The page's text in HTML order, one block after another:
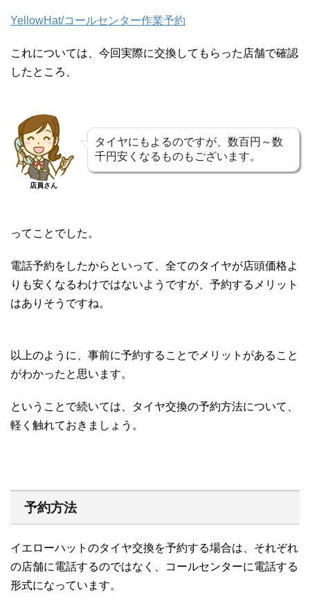
YellowHat/コールセンター作業予約
これについては、今回実際に交換してもらった店舗で確認
したところ、
店員さん
タイヤにもよるのですが、数百円～数
千円安くなるものもございます。
ってことでした。
電話予約をしたからといって、全てのタイヤが店頭価格よ
りも安くなるわけではないようですが、予約するメリット
はありそうですね。
以上のように、事前に予約することでメリットがあること
がわかったと思います。
ということで続いては、タイヤ交換の予約方法について、
軽く触れておきましょう。
予約方法
イエローハットのタイヤ交換を予約する場合は、それぞれ
の店舗に電話するのではなく、コールセンターに電話する
形式になっています。